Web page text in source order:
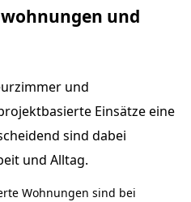
und
und
Einsätze eine
sind dabei
und Alltag.
Wohnungen sind bei